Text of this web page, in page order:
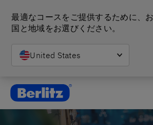
最適なコースをご提供するために、
国と地域をお選びください。
United States
英会話教室と語学スクール | ベルリッ